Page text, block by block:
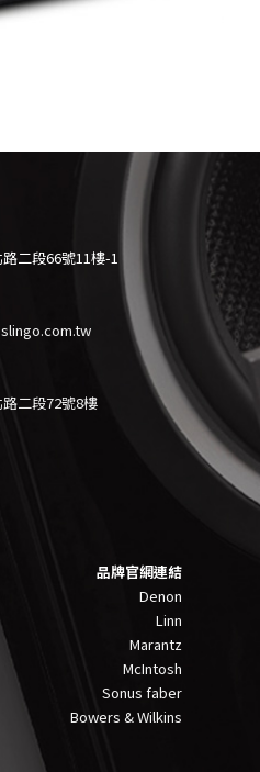
二段66號11樓-1
二段72號8樓
品牌官網連結
Denon
Linn
Marantz
McIntosh
Sonus faber
Bowers & Wilkins